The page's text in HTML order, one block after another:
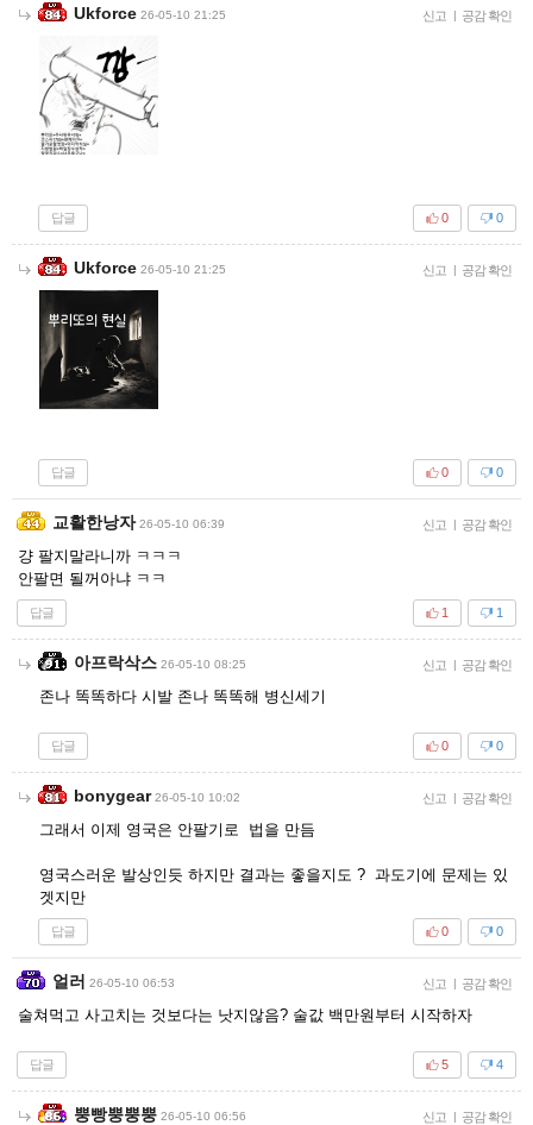
Ukforce 26-05-10 21:25 신고 | 공감 확인
답글 0
0
Ukforce 26-05-10 21:25 신고 | 공감 확인
답글 0
0
교활한낭자 26-05-10 06:39 신고 | 공감 확인
걍 팔지말라니까 ㅋㅋㅋ
안팔면 될꺼아냐 ㅋㅋ
답글 1
1
아프락삭스 26-05-10 08:25 신고 | 공감 확인
존나 똑똑하다 시발 존나 똑똑해 병신세기
답글 0
0
bonygear 26-05-10 10:02 신고 | 공감 확인
그래서 이제 영국은 안팔기로 법을 만듬
영국스러운 발상인듯 하지만 결과는 좋을지도 ? 과도기에 문제는 있
겟지만
답글 0
0
얼러 26-05-10 06:53 신고 | 공감 확인
술쳐먹고 사고치는 것보다는 낫지않음? 술값 백만원부터 시작하자
답글 4
5
뿡빵뿡뿡뿡 26-05-10 06:56 신고 | 공감 확인